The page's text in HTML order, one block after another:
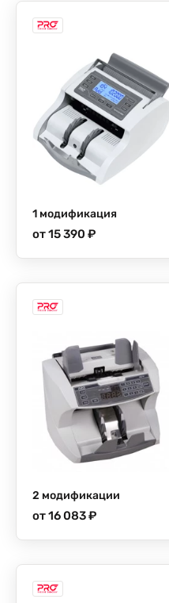
1 модификация
от 15 390 ₽
2 модификации
от 16 083 ₽